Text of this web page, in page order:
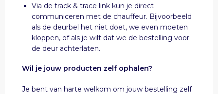
Via de track & trace link kun je direct
communiceren met de chauffeur. Bijvoorbeeld
als de deurbel het niet doet, we even moeten
kloppen, of als je wilt dat we de bestelling voor
de deur achterlaten.
Wil je jouw producten zelf ophalen?
Je bent van harte welkom om jouw bestelling zelf